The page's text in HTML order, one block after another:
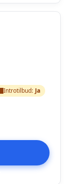
Introtilbud: Ja